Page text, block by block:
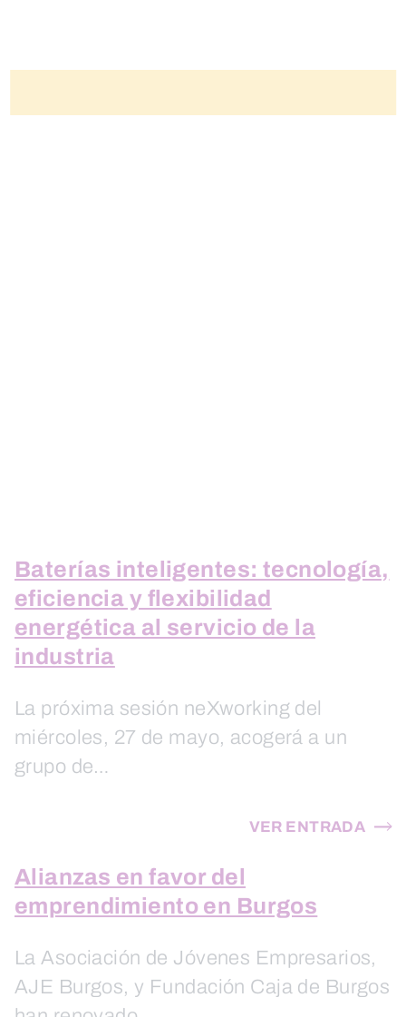
Baterías inteligentes: tecnología,
eficiencia y flexibilidad
energética al servicio de la
industria
La próxima sesión neXworking del
miércoles, 27 de mayo, acogerá a un
grupo de…
VER ENTRADA
Alianzas en favor del
emprendimiento en Burgos
La Asociación de Jóvenes Empresarios,
AJE Burgos, y Fundación Caja de Burgos